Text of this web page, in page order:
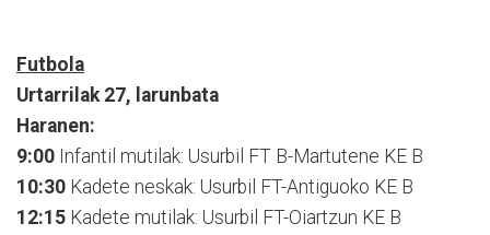
Futbola
Urtarrilak 27, larunbata
Haranen:
9:00 Infantil mutilak: Usurbil FT B-Martutene KE B
10:30 Kadete neskak: Usurbil FT-Antiguoko KE B
12:15 Kadete mutilak: Usurbil FT-Oiartzun KE B